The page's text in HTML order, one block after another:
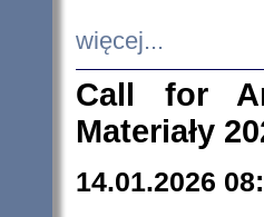
więcej...
Call for
Materiały
14.01.2026